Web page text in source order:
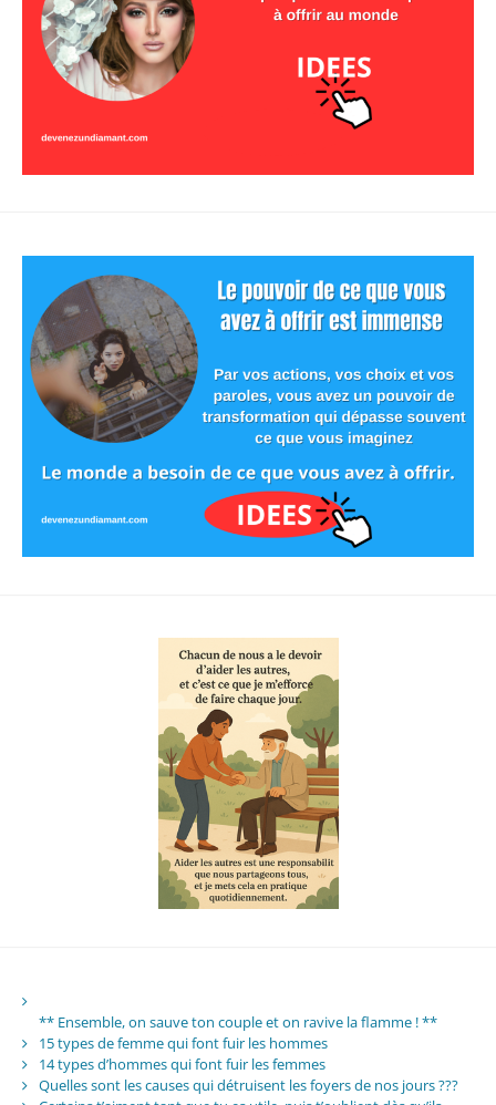
** Ensemble, on sauve ton couple et on ravive la flamme ! **
15 types de femme qui font fuir les hommes
14 types d’hommes qui font fuir les femmes
Quelles sont les causes qui détruisent les foyers de nos jours ???